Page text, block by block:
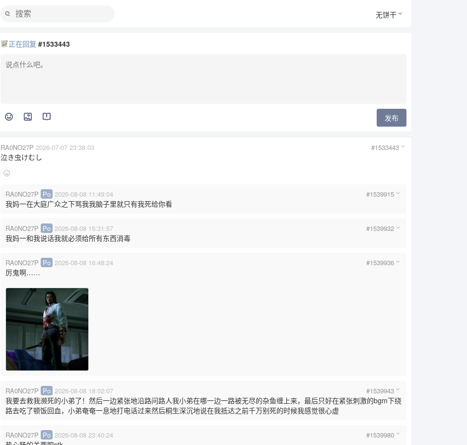
无饼干
正在回复 #1533443
发布
RA0NO27P 2026-07-07 23:38:03 #1533443
泣き虫けむし
RA0NO27P Po 2026-08-08 11:49:04 #1539915
我妈一在大庭广众之下骂我我脑子里就只有我死给你看
RA0NO27P Po 2026-08-08 15:31:57 #1539932
我妈一和我说话我就必须给所有东西消毒
RA0NO27P Po 2026-08-08 16:48:24 #1539936
厉鬼啊……
RA0NO27P Po 2026-08-08 18:02:07 #1539943
我要去救我濒死的小弟了！然后一边紧张地沿路问路人我小弟在哪一边一路被无尽的杂鱼缠上来，最后只好在紧张刺激的bgm下绕
路去吃了顿饭回血，小弟奄奄一息地打电话过来然后桐生深沉地说在我抵达之前千万别死的时候我感觉很心虚
RA0NO27P Po 2026-08-08 23:40:24 #1539980